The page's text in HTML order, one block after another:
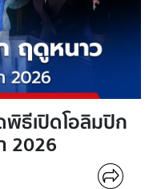
ธีเปิดโอลิมปิก
2026